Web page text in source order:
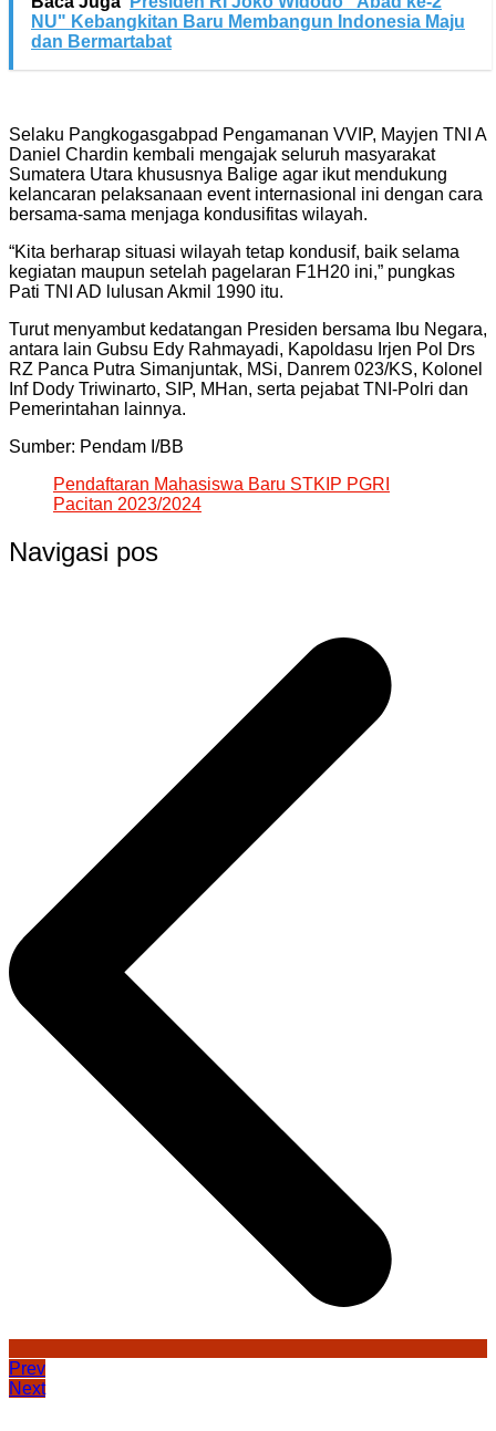
NU" Kebangkitan Baru Membangun Indonesia Maju
dan Bermartabat
Selaku Pangkogasgabpad Pengamanan VVIP, Mayjen TNI A
Daniel Chardin kembali mengajak seluruh masyarakat
Sumatera Utara khususnya Balige agar ikut mendukung
kelancaran pelaksanaan event internasional ini dengan cara
bersama-sama menjaga kondusifitas wilayah.
“Kita berharap situasi wilayah tetap kondusif, baik selama
kegiatan maupun setelah pagelaran F1H20 ini,” pungkas
Pati TNI AD lulusan Akmil 1990 itu.
Turut menyambut kedatangan Presiden bersama Ibu Negara,
antara lain Gubsu Edy Rahmayadi, Kapoldasu Irjen Pol Drs
RZ Panca Putra Simanjuntak, MSi, Danrem 023/KS, Kolonel
Inf Dody Triwinarto, SIP, MHan, serta pejabat TNI-Polri dan
Pemerintahan lainnya.
Sumber: Pendam I/BB
Pendaftaran Mahasiswa Baru STKIP PGRI
Pacitan 2023/2024
Navigasi pos
Prev
Next